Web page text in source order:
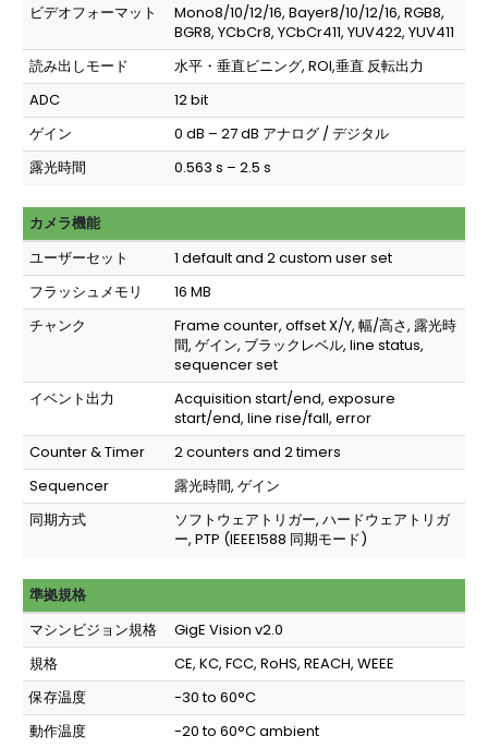
ビデオフォーマット
Mono8/10/12/16, Bayer8/10/12/16, RGB8,
BGR8, YCbCr8, YCbCr411, YUV422, YUV411
読み出しモード
水平・垂直ビニング, ROI,垂直 反転出力
ADC
12 bit
ゲイン
0 dB – 27 dB アナログ / デジタル
露光時間
0.563 s – 2.5 s
カメラ機能
ユーザーセット
1 default and 2 custom user set
フラッシュメモリ
16 MB
チャンク
Frame counter, offset X/Y, 幅/高さ, 露光時
間, ゲイン, ブラックレベル, line status,
sequencer set
イベント出力
Acquisition start/end, exposure
start/end, line rise/fall, error
Counter & Timer
2 counters and 2 timers
Sequencer
露光時間, ゲイン
同期方式
ソフトウェアトリガー, ハードウェアトリガ
ー, PTP (IEEE1588 同期モード)
準拠規格
マシンビジョン規格
GigE Vision v2.0
規格
CE, KC, FCC, RoHS, REACH, WEEE
保存温度
-30 to 60°C
動作温度
-20 to 60°C ambient